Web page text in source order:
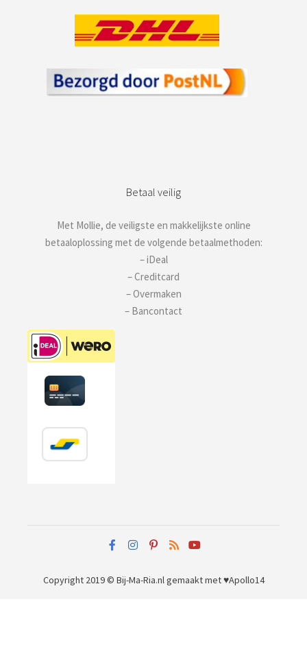
Betaal veilig
Met Mollie, de veiligste en makkelijkste online
betaaloplossing met de volgende betaalmethoden:
– iDeal
– Creditcard
– Overmaken
– Bancontact
Copyright 2019 © Bij-Ma-Ria.nlgemaakt met ♥Apollo14